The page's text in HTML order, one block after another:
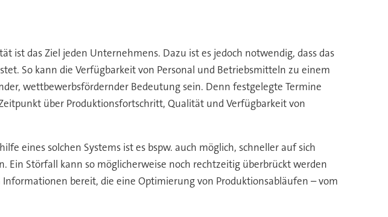
ist das Ziel jeden Unternehmens. Dazu ist es jedoch notwendig, dass das
So kann die Verfügbarkeit von Personal und Betriebsmitteln zu einem
wettbewerbsfördernder Bedeutung sein. Denn festgelegte Termine
über Produktionsfortschritt, Qualität und Verfügbarkeit von
eines solchen Systems ist es bspw. auch möglich, schneller auf sich
Ein Störfall kann so möglicherweise noch rechtzeitig überbrückt werden
bereit, die eine Optimierung von Produktionsabläufen – vom